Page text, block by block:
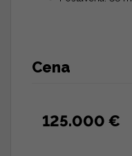
Cena
125.000 €